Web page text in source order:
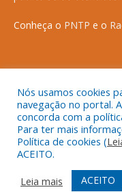
Conheça o PNTP e o
Todos os direitos
Mapa do Site
Nós usamos cookies
navegação no portal.
concorda com a
Para ter mais
Política de cookies (
ACEITO.
Leia mais
ACEITO